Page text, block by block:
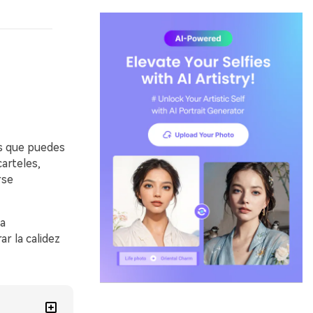
que puedes
la calidez